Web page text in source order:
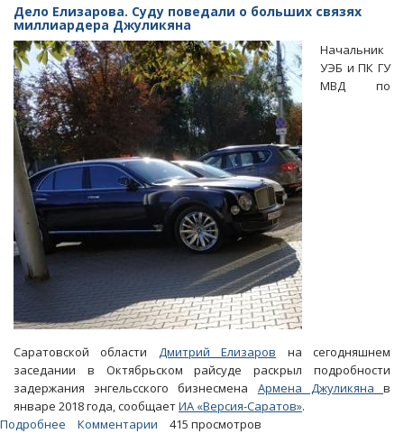
более
десятка
пустующих
муниципальных
квартир
Дело Елизарова. Суду поведали о больших связях
миллиардера Джуликяна
Начальник
УЭБ и ПК ГУ
МВД по
Саратовской области Дмитрий Елизаров на сегодняшнем
заседании в Октябрьском райсуде раскрыл подробности
задержания энгельсского бизнесмена Армена Джуликянав
январе 2018 года, сообщаетИА «Версия-Саратов».
Подробнее
Комментарии 415 просмотров